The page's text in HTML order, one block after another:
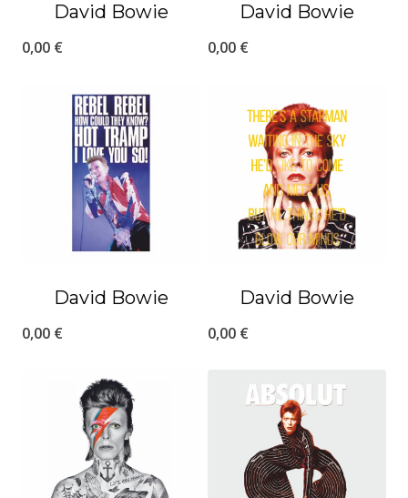
David Bowie
0,00 €
David Bowie
0,00 €
David Bowie
0,00 €
David Bowie
0,00 €